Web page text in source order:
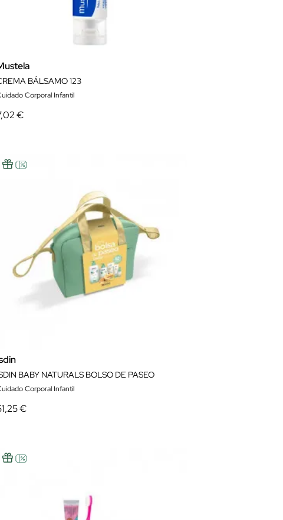
BÁLSAMO 123
Corporal Infantil
€
BABY NATURALS BOLSO DE PASEO
Corporal Infantil
€